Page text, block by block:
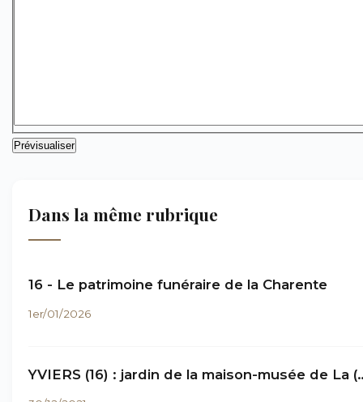
Dans la même rubrique
16 - Le patrimoine funéraire de la Charente
1er/01/2026
YVIERS (16) : jardin de la maison-musée de La